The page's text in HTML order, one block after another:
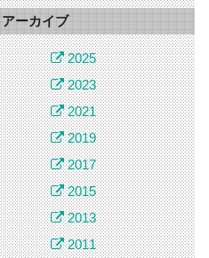
アーカイブ
2025
2023
2021
2019
2017
2015
2013
2011